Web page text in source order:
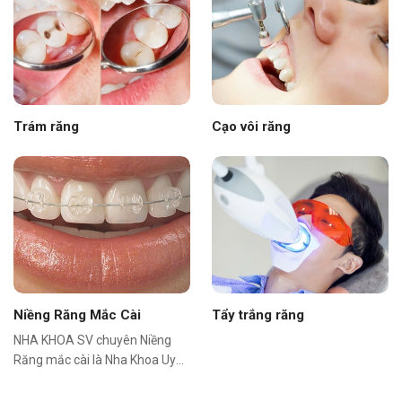
Trám răng Cạo vôi răng
Niềng Răng Mắc Cài
NHA KHOA SV chuyên Niềng
Răng mắc cài là Nha Khoa Uy
Tẩy trắng răng